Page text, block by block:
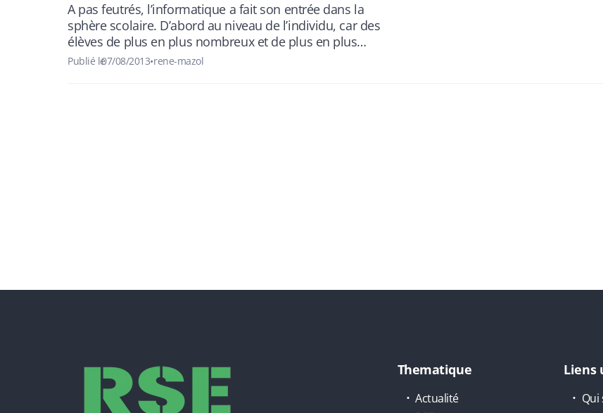
A pas feutrés, l’informatique a fait son entrée dans la
sphère scolaire. D’abord au niveau de l’individu, car des
élèves de plus en plus nombreux et de plus en plus…
Publié le07/08/2013•rene-mazol
Thematique
Actualité
Liens
Qui